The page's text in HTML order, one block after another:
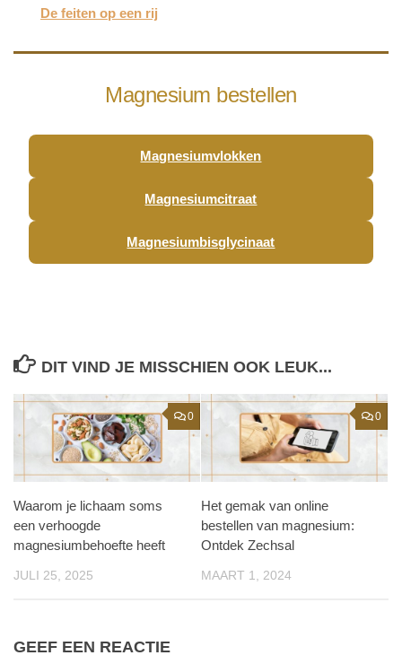
De feiten op een rij
Magnesium bestellen
Magnesiumvlokken
Magnesiumcitraat
Magnesiumbisglycinaat
DIT VIND JE MISSCHIEN OOK LEUK...
0
Waarom je lichaam soms
een verhoogde
magnesiumbehoefte heeft
JULI 25, 2025
0
Het gemak van online
bestellen van magnesium:
Ontdek Zechsal
MAART 1, 2024
GEEF EEN REACTIE